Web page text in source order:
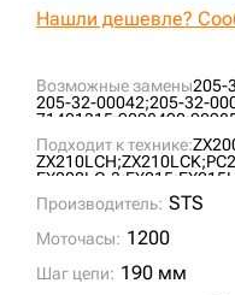
Возможные замены205-
205-32-00042;205-32-
71401315;9098490;
9145320;
E1569801M00049;
KM1170/49;KM64/49;
ZKI2242367;
Подходит к технике:
ZX210LCH;ZX210LCK;
EX200LC-3;EX215;
200C-LC;
200D-LC;200LC;
1088HD;RH 6.5;1188LC;
Производитель: STS
Моточасы: 1200
Шаг цепи: 190 мм
Нашли дешевле?